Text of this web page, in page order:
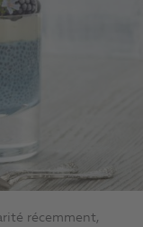
récemment,